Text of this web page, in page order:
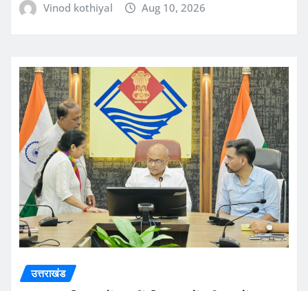
Vinod kothiyal Aug 10, 2026
उत्तराखंड